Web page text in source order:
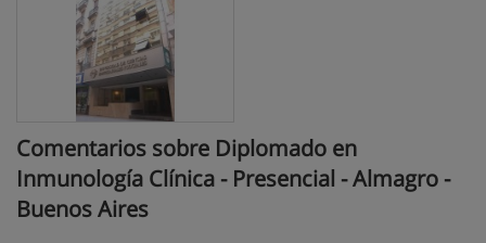
Comentarios sobre Diplomado en
Inmunología Clínica - Presencial - Almagro -
Buenos Aires